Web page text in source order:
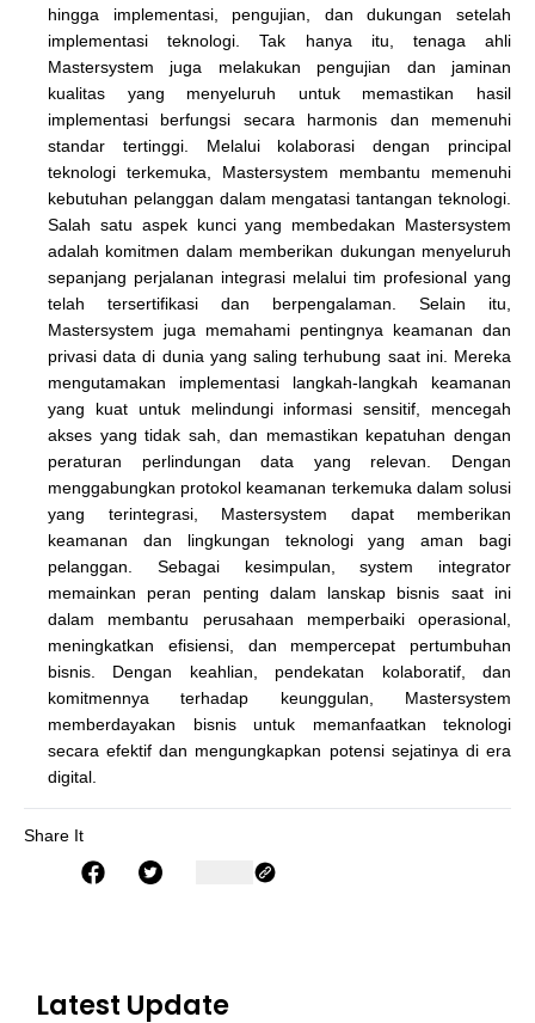
hingga implementasi, pengujian, dan dukungan setelah
implementasi teknologi. Tak hanya itu, tenaga ahli
Mastersystem juga melakukan pengujian dan jaminan
kualitas yang menyeluruh untuk memastikan hasil
implementasi berfungsi secara harmonis dan memenuhi
standar tertinggi. Melalui kolaborasi dengan principal
teknologi terkemuka, Mastersystem membantu memenuhi
kebutuhan pelanggan dalam mengatasi tantangan teknologi.
Salah satu aspek kunci yang membedakan Mastersystem
adalah komitmen dalam memberikan dukungan menyeluruh
sepanjang perjalanan integrasi melalui tim profesional yang
telah tersertifikasi dan berpengalaman. Selain itu,
Mastersystem juga memahami pentingnya keamanan dan
privasi data di dunia yang saling terhubung saat ini. Mereka
mengutamakan implementasi langkah-langkah keamanan
yang kuat untuk melindungi informasi sensitif, mencegah
akses yang tidak sah, dan memastikan kepatuhan dengan
peraturan perlindungan data yang relevan. Dengan
menggabungkan protokol keamanan terkemuka dalam solusi
yang terintegrasi, Mastersystem dapat memberikan
keamanan dan lingkungan teknologi yang aman bagi
pelanggan. Sebagai kesimpulan, system integrator
memainkan peran penting dalam lanskap bisnis saat ini
dalam membantu perusahaan memperbaiki operasional,
meningkatkan efisiensi, dan mempercepat pertumbuhan
bisnis. Dengan keahlian, pendekatan kolaboratif, dan
komitmennya terhadap keunggulan, Mastersystem
memberdayakan bisnis untuk memanfaatkan teknologi
secara efektif dan mengungkapkan potensi sejatinya di era
digital.
Share It
Latest Update